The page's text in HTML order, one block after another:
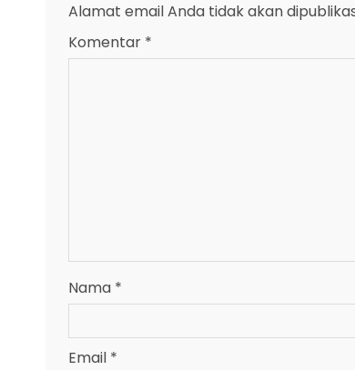
Alamat email Anda tidak akan
Komentar *
Nama *
Email *